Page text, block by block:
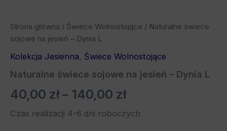
Strona główna / Świece Wolnostojące / Naturalne świece
sojowe na jesień – Dynia L
Kolekcja Jesienna, Świece Wolnostojące
Naturalne świece sojowe na jesień – Dynia L
40,00 zł – 140,00 zł
Czas realizacji 4-6 dni roboczych